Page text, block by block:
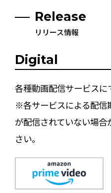
Release
リリース情報
Digital
各種動画配信サービスに
※各サービスによる配信
が配信されていない場
さい。